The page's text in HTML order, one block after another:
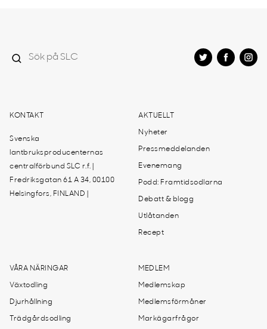
KONTAKT
Svenska
lantbruksproducenternas
centralförbund SLC r.f. |
Fredriksgatan 61 A 34, 00100
Helsingfors, FINLAND |
AKTUELLT
Nyheter
Pressmeddelanden
Evenemang
Podd: Framtidsodlarna
Debatt & blogg
Utlåtanden
Recept
VÅRA NÄRINGAR
Växtodling
Djurhållning
Trädgårdsodling
MEDLEM
Medlemskap
Medlemsförmåner
Markägarfrågor